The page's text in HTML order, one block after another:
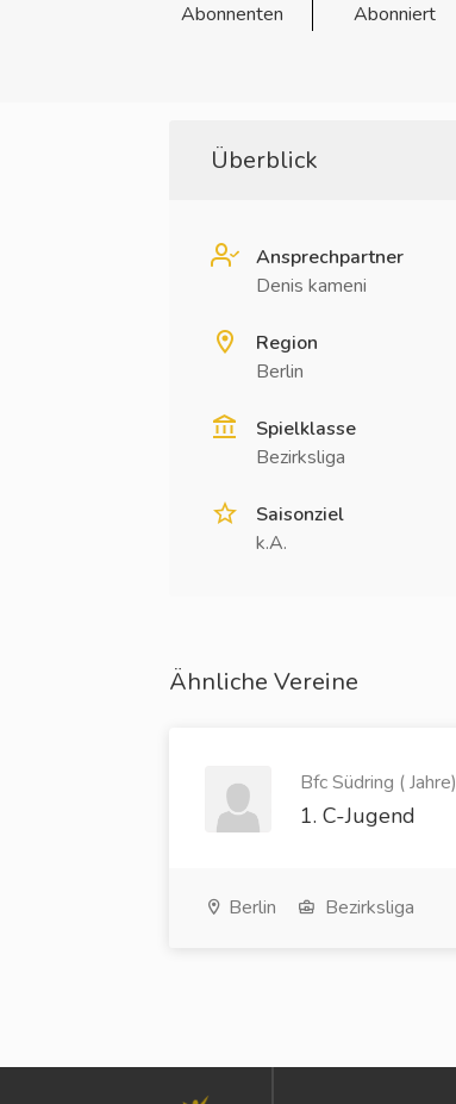
Abonnenten
Abonniert
Überblick
Ansprechpartner
Denis kameni
Region
Berlin
Spielklasse
Bezirksliga
Saisonziel
k.A.
Ähnliche Vereine
Bfc Südring ( Jahre)
1. C-Jugend
Berlin Bezirksliga